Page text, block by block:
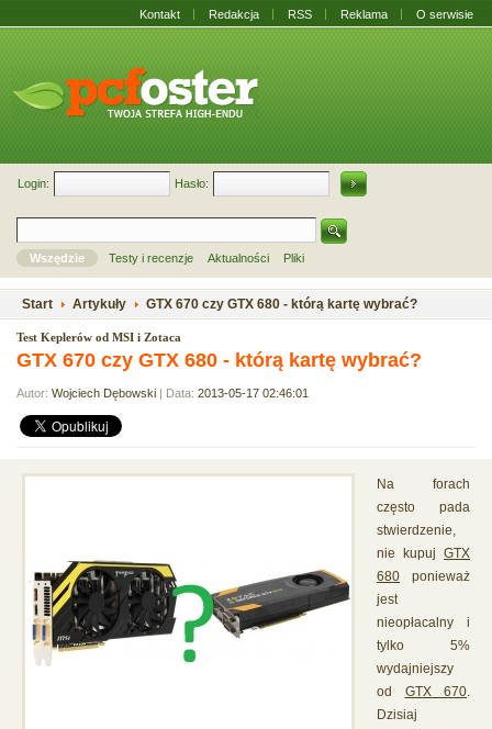
Kontakt Redakcja RSS Reklama O serwisie
Login: Hasło:
Wszędzie Testy i recenzje Aktualności Pliki
Start Artykuły GTX 670 czy GTX 680 - którą kartę wybrać?
Test Keplerów od MSI i Zotaca
GTX 670 czy GTX 680 - którą kartę wybrać?
Autor: Wojciech Dębowski | Data: 2013-05-17 02:46:01
Na forach
często pada
stwierdzenie,
nie kupuj GTX
680 ponieważ
jest
nieopłacalny i
tylko 5%
wydajniejszy
od GTX 670.
Dzisiaj